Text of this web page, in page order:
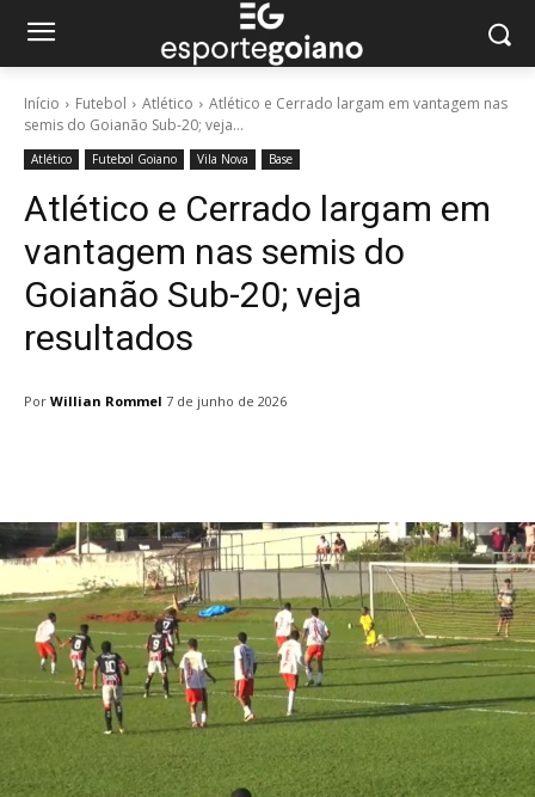
Início Futebol Atlético
Atlético e Cerrado largam em vantagem nas
semis do Goianão Sub-20; veja...
Atlético Futebol Goiano Vila Nova Base
Atlético e Cerrado largam em
vantagem nas semis do
Goianão Sub-20; veja
resultados
Por Willian Rommel 7 de junho de 2026